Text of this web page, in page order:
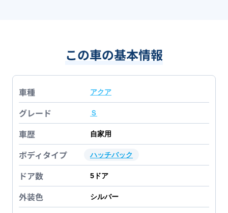
この車の基本情報
車種 アクア
グレード Ｓ
車歴 自家用
ボディタイプ ハッチバック
ドア数 5 ドア
外装色 シルバー